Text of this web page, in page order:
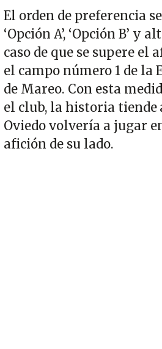
El orden de preferencia
‘Opción A’, ‘Opción B’ y
caso de que se supere el
el campo número 1 de la
de Mareo. Con esta
el club, la historia tiende
Oviedo volvería a jugar
afición de su lado.